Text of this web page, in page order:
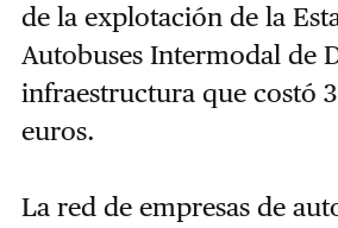
de la explotación de la
Autobuses Intermodal de
infraestructura que costó
euros.
La red de empresas de